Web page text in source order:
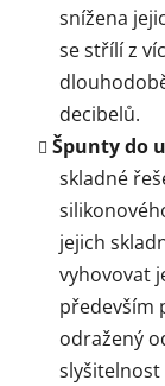
snížena
se střílí z
decibelů.
Špunty do
skladné
jejich
vyhovovat
především
odražený